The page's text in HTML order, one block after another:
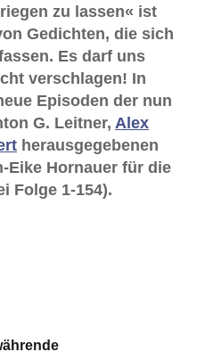
zu lassen« ist
Gedichten, die sich
Es darf uns
verschlagen! In
Episoden der nun
G. Leitner, Alex
herausgegebenen
Eike Hornauer für die
Folge 1-154).